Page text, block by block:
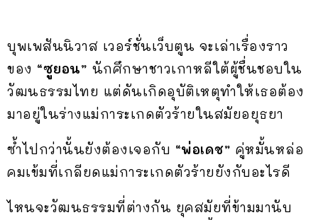
บุพเพสันนิวาส เวอร์ชั่นเว็บตูน จะเล่าเรื่องราว
ของ “ซูยอน” นักศึกษาชาวเกาหลีใต้ผู้ชื่นชอบใน
วัฒนธรรมไทย แต่ดันเกิดอุบัติเหตุทำให้เธอต้อง
มาอยู่ในร่างแม่การะเกดตัวร้ายในสมัยอยุธยา
ซ้ำไปกว่านั้นยังต้องเจอกับ “พ่อเดช” คู่หมั้นหล่อ
คมเข้มที่เกลียดแม่การะเกดตัวร้ายยังกับอะไรดี
ไหนจะวัฒนธรรมที่ต่างกัน ยุคสมัยที่ข้ามมานับ